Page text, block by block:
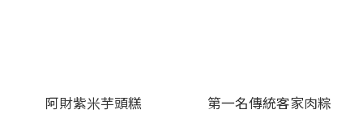
阿財紫米芋頭糕 第一名傳統客家肉粽